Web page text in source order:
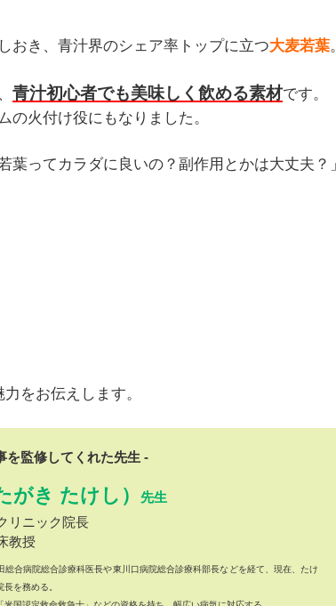
おき、青汁界のシェア率トップに立つ大麦若葉。
青汁初心者でも美味しく飲める素材です。
の火付け役にもなりました。
葉ってカラダに良いの？副作用とかは大丈夫？」
をお伝えします。
を監修してくれた先生 -
がき たけし）
先生
リニック院長
教授
総合病院総合診療科医長や東川口病院総合診療科部長などを経て、現在、たけ
を務める。